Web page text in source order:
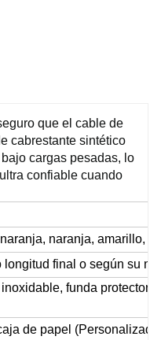
que el cable de
cabrestante sintético
cargas pesadas, lo
confiable cuando
naranja, amarillo,
longitud final o según su
funda
de papel